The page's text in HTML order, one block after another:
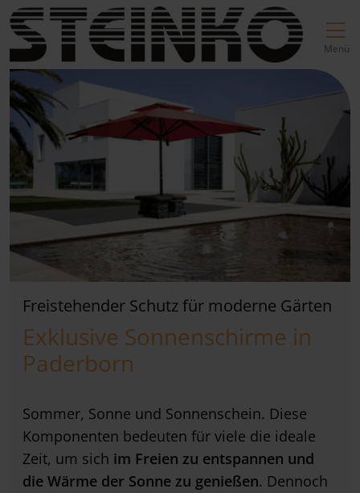
zur Top-Navigation
zur Hauptnavigation
Inhalt springen
zum Footer
Hauptnavigation
Menü
Freistehender Schutz für moderne Gärten
Exklusive Sonnenschirme in
Paderborn
Sommer, Sonne und Sonnenschein. Diese
Komponenten bedeuten für viele die ideale
Zeit, um sich im Freien zu entspannen und
die Wärme der Sonne zu genießen. Dennoch